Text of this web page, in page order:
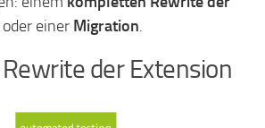
oder einer Migration.
der Extension